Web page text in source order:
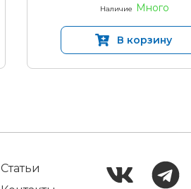
Наличие
Много
В корзину
Статьи